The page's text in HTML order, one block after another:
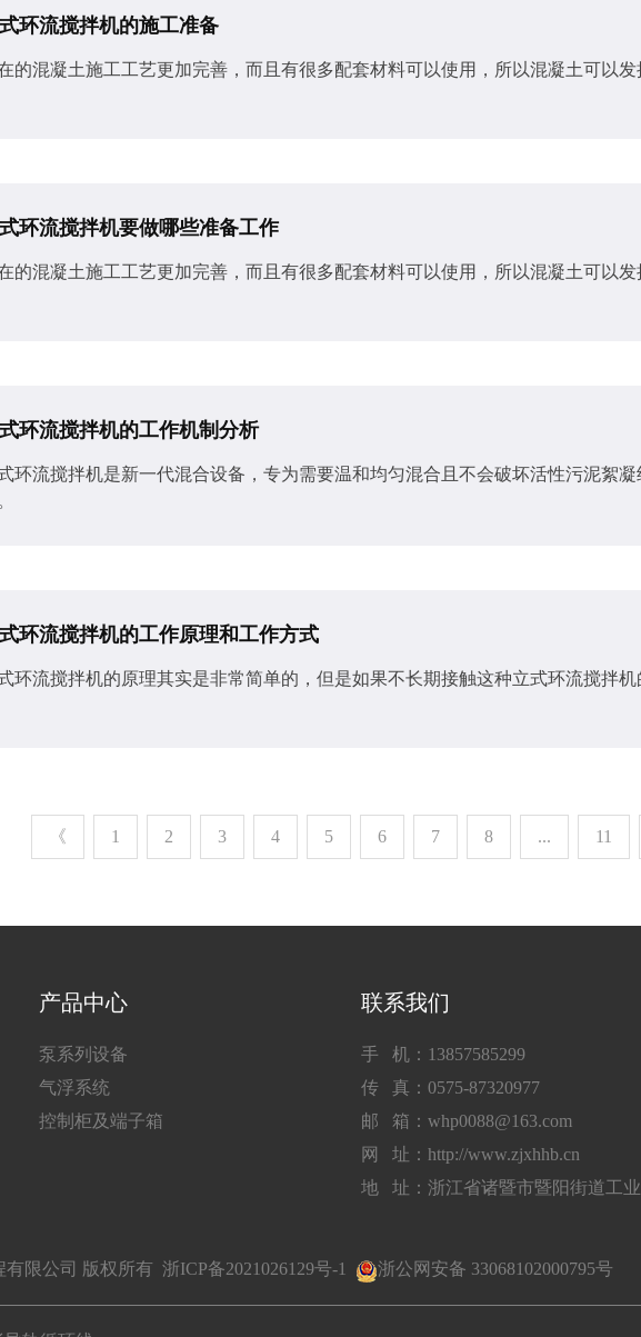
环流搅拌机的施工准备
的混凝土施工工艺更加完善，而且有很多配套材料可以使用，所以混凝土可以
环流搅拌机要做哪些准备工作
的混凝土施工工艺更加完善，而且有很多配套材料可以使用，所以混凝土可以
环流搅拌机的工作机制分析
环流搅拌机​是新一代混合设备，专为需要温和均匀混合且不会破坏活性污泥絮
环流搅拌机的工作原理和工作方式
环流搅拌机​的原理其实是非常简单的，但是如果不长期接触这种立式环流搅拌机
《 1 2 3 4 5 6 7 8 ... 11
产品中心
泵系列设备
气浮系统
控制柜及端子箱
联系我们
手 机：13857585299
传 真：0575-87320977
邮 箱：whp0088@163.com
网 址：http://www.zjxhhb.cn
地 址：浙江省诸暨市暨阳街道工
有限公司 版权所有 浙ICP备2021026129号-1 浙公网安备 33068102000795号